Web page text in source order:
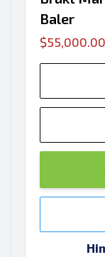
Baler
$55,000.00